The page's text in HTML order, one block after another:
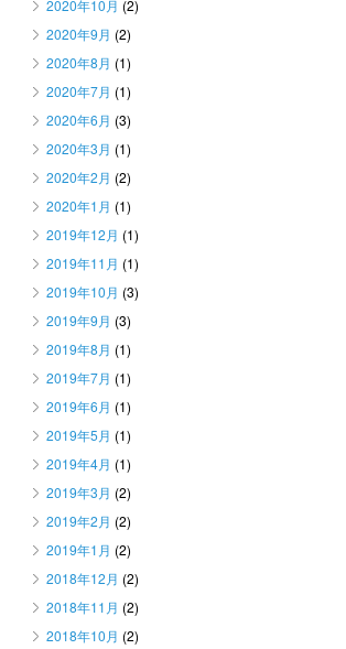
2020年10月 (2)
2020年9月 (2)
2020年8月 (1)
2020年7月 (1)
2020年6月 (3)
2020年3月 (1)
2020年2月 (2)
2020年1月 (1)
2019年12月 (1)
2019年11月 (1)
2019年10月 (3)
2019年9月 (3)
2019年8月 (1)
2019年7月 (1)
2019年6月 (1)
2019年5月 (1)
2019年4月 (1)
2019年3月 (2)
2019年2月 (2)
2019年1月 (2)
2018年12月 (2)
2018年11月 (2)
2018年10月 (2)